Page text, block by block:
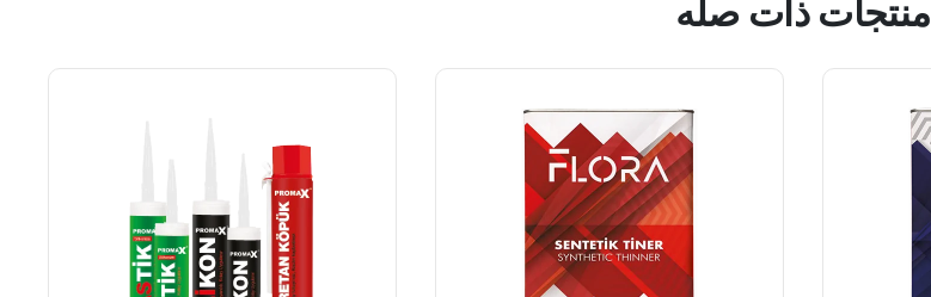
منتجات ذات صله